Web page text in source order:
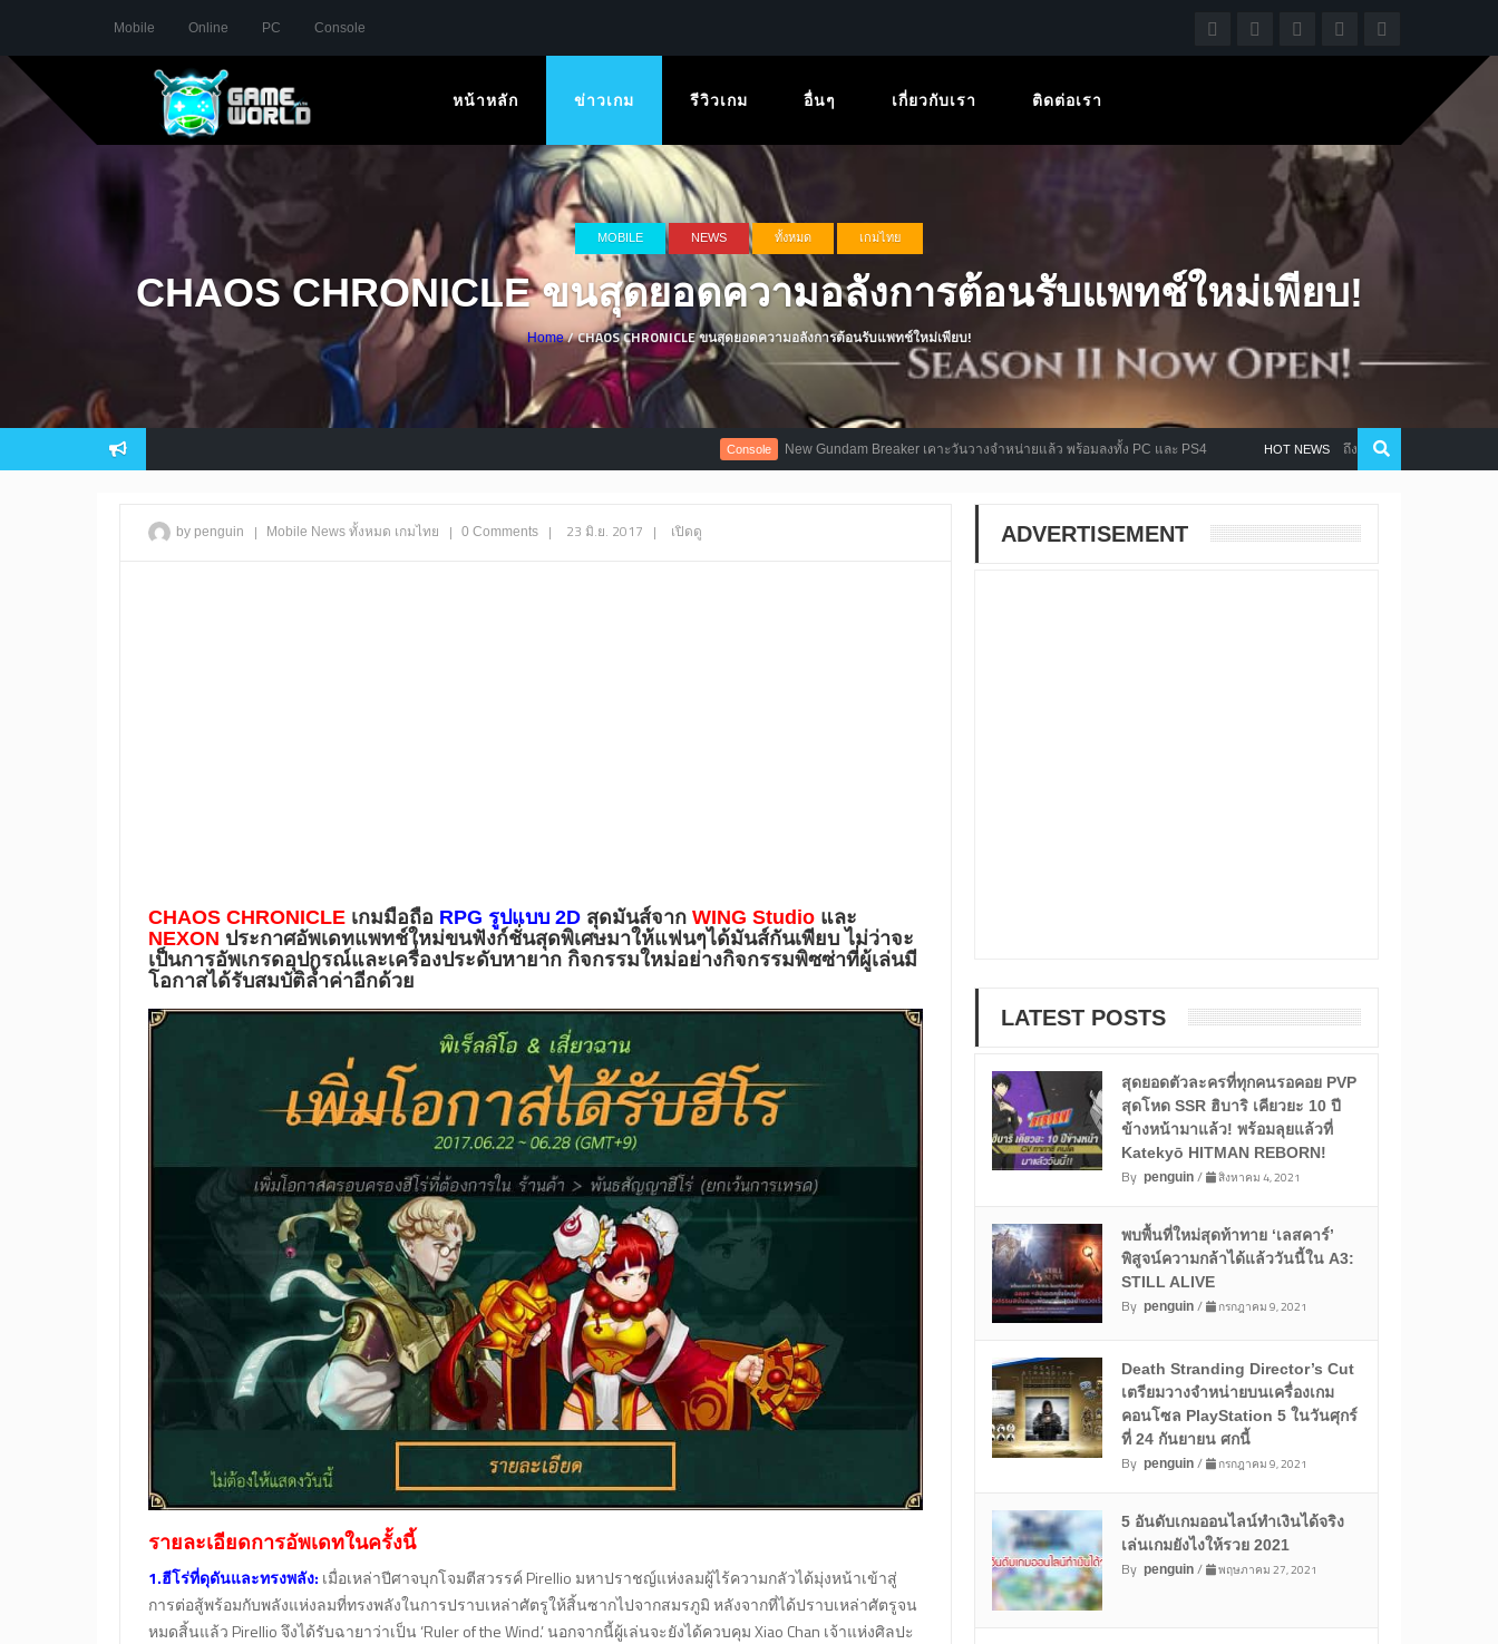
Mobile Online PC Console
หน้าหลัก ข่าวเกม รีวิวเกม อื่นๆ เกี่ยวกับเรา ติดต่อเรา
MOBILE NEWS ทั้งหมด เกมไทย
CHAOS CHRONICLE ขนสุดยอดความอลังการต้อนรับแพทช์ใหม่เพียบ!
Home/ CHAOS CHRONICLE ขนสุดยอดความอลังการต้อนรับแพทช์ใหม่เพียบ!
New Gundam Breaker เคาะวันวางจำหน่ายแล้ว พร้อมลงทั้ง PC และ PS4 HOT NEWS ถึงจะไม่ใช่ช่วงลดกระหน่ำแต่
by penguin | Mobile News ทั้งหมด เกมไทย | 0 Comments | 23 มิ.ย. 2017 | เปิดดู
CHAOS CHRONICLE เกมมือถือ RPG รูปแบบ 2D สุดมันส์จาก WING Studio และ
NEXON ประกาศอัพเดทแพทช์ใหม่ขนฟังก์ชั่นสุดพิเศษมาให้แฟนๆได้มันส์กันเพียบ ไม่ว่าจะ
เป็นการอัพเกรดอุปกรณ์และเครื่องประดับหายาก กิจกรรมใหม่อย่างกิจกรรมพิซซ่าที่ผู้เล่นมี
โอกาสได้รับสมบัติล้ำค่าอีกด้วย
รายละเอียดการอัพเดทในครั้งนี้
1.ฮีโร่ที่ดุดันและทรงพลัง: เมื่อเหล่าปีศาจบุกโจมตีสวรรค์ Pirellio มหาปราชญ์แห่งลมผู้ไร้ความกลัวได้มุ่งหน้าเข้าสู่
การต่อสู้พร้อมกับพลังแห่งลมที่ทรงพลังในการปราบเหล่าศัตรูให้สิ้นซากไปจากสมรภูมิ หลังจากที่ได้ปราบเหล่าศัตรูจน
หมดสิ้นแล้ว Pirellio จึงได้รับฉายาว่าเป็น ‘Ruler of the Wind.’ นอกจากนี้ผู้เล่นจะยังได้ควบคุม Xiao Chan เจ้าแห่งศิลปะ
ADVERTISEMENT
LATEST POSTS
สุดยอดตัวละครที่ทุกคนรอคอย PVP
สุดโหด SSR ฮิบาริ เคียวยะ 10 ปี
ข้างหน้ามาแล้ว! พร้อมลุยแล้วที่
Katekyō HITMAN REBORN!
By penguin/ สิงหาคม 4, 2021
พบพื้นที่ใหม่สุดท้าทาย ‘เลสคาร์’
พิสูจน์ความกล้าได้แล้ววันนี้ใน A3:
STILL ALIVE
By penguin/ กรกฎาคม 9, 2021
Death Stranding Director’s Cut
เตรียมวางจำหน่ายบนเครื่องเกม
คอนโซล PlayStation 5 ในวันศุกร์
ที่ 24 กันยายน ศกนี้
By penguin/ กรกฎาคม 9, 2021
5 อันดับเกมออนไลน์ทำเงินได้จริง
เล่นเกมยังไงให้รวย 2021
By penguin/ พฤษภาคม 27, 2021